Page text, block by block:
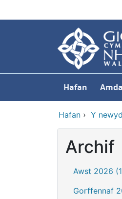
Hafan
Hafan › Y
Archif
Awst 2026
Gorffennaf